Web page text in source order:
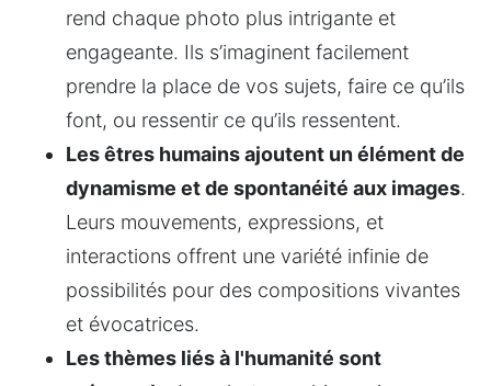
rend chaque photo plus intrigante et
engageante. Ils s’imaginent facilement
prendre la place de vos sujets, faire ce qu’ils
font, ou ressentir ce qu’ils ressentent.
Les êtres humains ajoutent un élément de
dynamisme et de spontanéité aux images.
Leurs mouvements, expressions, et
interactions offrent une variété infinie de
possibilités pour des compositions vivantes
et évocatrices.
Les thèmes liés à l'humanité sont